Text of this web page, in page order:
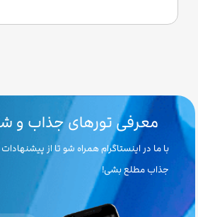
معرفی تورهای جذاب و
با ما در اینستاگرام همراه شو تا از
جذاب مطلع بشی!